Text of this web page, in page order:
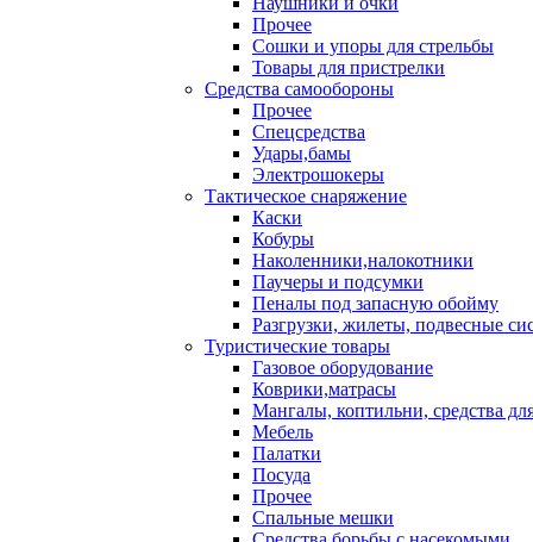
Прочее
Сошки и упоры для стрельбы
Товары для пристрелки
Средства самообороны
Прочее
Спецсредства
Удары,бамы
Электрошокеры
Тактическое снаряжение
Каски
Кобуры
Наколенники,налокотники
Паучеры и подсумки
Пеналы под запасную обойму
Разгрузки, жилеты, подвесные
Туристические товары
Газовое оборудование
Коврики,матрасы
Мангалы, коптильни, средства
Мебель
Палатки
Посуда
Прочее
Спальные мешки